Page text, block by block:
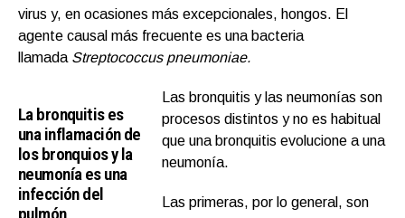
virus y, en ocasiones más excepcionales, hongos. El
agente causal más frecuente es una bacteria
llamada Streptococcus pneumoniae.
La bronquitis es
una inflamación de
los bronquios y la
neumonía es una
infección del
Las bronquitis y las neumonías son
procesos distintos y no es habitual
que una bronquitis evolucione a una
neumonía.
Las primeras, por lo general, son